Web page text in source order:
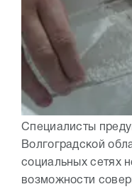
Специалисты
Волгоградской
социальных сетях
возможности